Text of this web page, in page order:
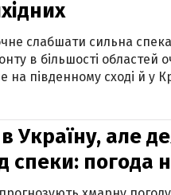
слабшати сильна
в більшості областей
на південному сході й у
Україну, але
спеки: погода